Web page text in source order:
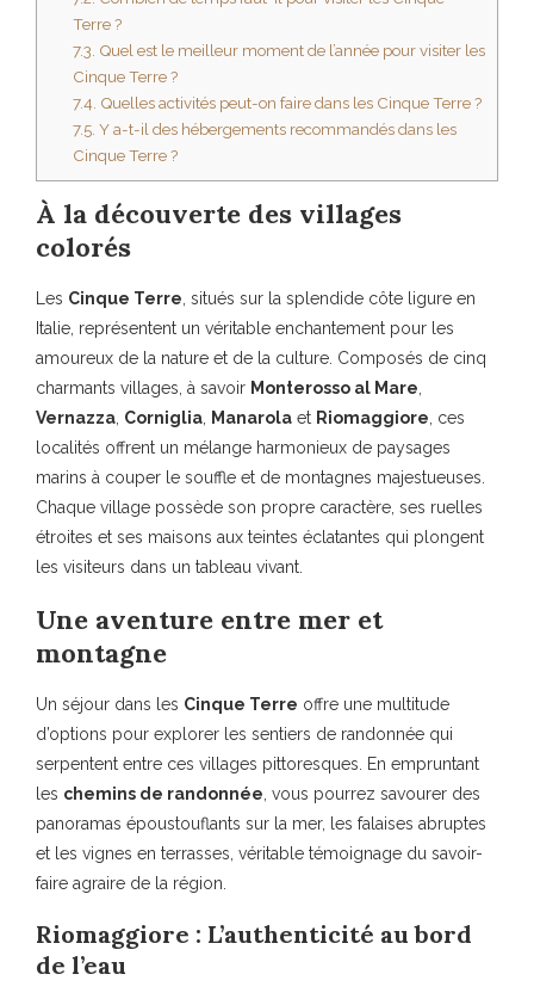
Terre ?
7.3. Quel est le meilleur moment de l’année pour visiter les
Cinque Terre ?
7.4. Quelles activités peut-on faire dans les Cinque Terre ?
7.5. Y a-t-il des hébergements recommandés dans les
Cinque Terre ?
À la découverte des villages
colorés
Les Cinque Terre, situés sur la splendide côte ligure en
Italie, représentent un véritable enchantement pour les
amoureux de la nature et de la culture. Composés de cinq
charmants villages, à savoir Monterosso al Mare,
Vernazza, Corniglia, Manarola et Riomaggiore, ces
localités offrent un mélange harmonieux de paysages
marins à couper le souffle et de montagnes majestueuses.
Chaque village possède son propre caractère, ses ruelles
étroites et ses maisons aux teintes éclatantes qui plongent
les visiteurs dans un tableau vivant.
Une aventure entre mer et
montagne
Un séjour dans les Cinque Terre offre une multitude
d’options pour explorer les sentiers de randonnée qui
serpentent entre ces villages pittoresques. En empruntant
les chemins de randonnée, vous pourrez savourer des
panoramas époustouflants sur la mer, les falaises abruptes
et les vignes en terrasses, véritable témoignage du savoir-
faire agraire de la région.
Riomaggiore : L’authenticité au bord
de l’eau